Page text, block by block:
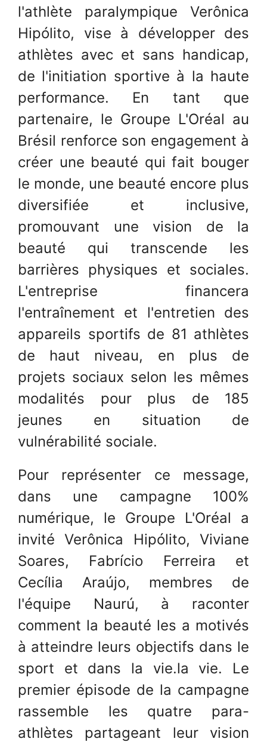
l'athlète paralympique Verônica
Hipólito, vise à développer des
athlètes avec et sans handicap,
de l'initiation sportive à la haute
performance. En tant que
partenaire, le Groupe L'Oréal au
Brésil renforce son engagement à
créer une beauté qui fait bouger
le monde, une beauté encore plus
diversifiée et inclusive,
promouvant une vision de la
beauté qui transcende les
barrières physiques et sociales.
L'entreprise financera
l'entraînement et l'entretien des
appareils sportifs de 81 athlètes
de haut niveau, en plus de
projets sociaux selon les mêmes
modalités pour plus de 185
jeunes en situation de
vulnérabilité sociale.
Pour représenter ce message,
dans une campagne 100%
numérique, le Groupe L'Oréal a
invité Verônica Hipólito, Viviane
Soares, Fabrício Ferreira et
Cecília Araújo, membres de
l'équipe Naurú, à raconter
comment la beauté les a motivés
à atteindre leurs objectifs dans le
sport et dans la vie.la vie. Le
premier épisode de la campagne
rassemble les quatre para-
athlètes partageant leur vision